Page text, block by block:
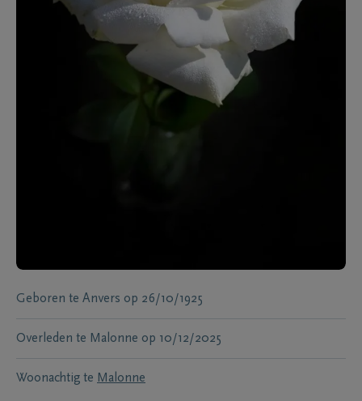
Geboren te Anvers op 26/10/1925
Overleden te Malonne op 10/12/2025
Woonachtig te Malonne